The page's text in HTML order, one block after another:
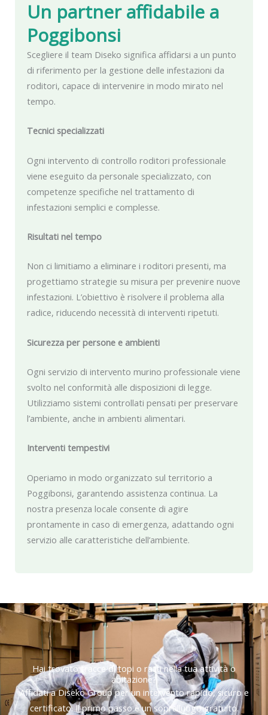
Un partner affidabile a
Poggibonsi
Scegliere il team Diseko significa affidarsi a un punto
di riferimento per la gestione delle infestazioni da
roditori, capace di intervenire in modo mirato nel
tempo.
Tecnici specializzati
Ogni intervento di controllo roditori professionale
viene eseguito da personale specializzato, con
competenze specifiche nel trattamento di
infestazioni semplici e complesse.
Risultati nel tempo
Non ci limitiamo a eliminare i roditori presenti, ma
progettiamo strategie su misura per prevenire nuove
infestazioni. L’obiettivo è risolvere il problema alla
radice, riducendo necessità di interventi ripetuti.
Sicurezza per persone e ambienti
Ogni servizio di intervento murino professionale viene
svolto nel conformità alle disposizioni di legge.
Utilizziamo sistemi controllati pensati per preservare
l’ambiente, anche in ambienti alimentari.
Interventi tempestivi
Operiamo in modo organizzato sul territorio a
Poggibonsi, garantendo assistenza continua. La
nostra presenza locale consente di agire
prontamente in caso di emergenza, adattando ogni
servizio alle caratteristiche dell’ambiente.
Hai trovato tracce di topi o ratti nella tua attività o
abitazione?
Affidati a Diseko Group per un intervento rapido, sicuro e
certificato. Il primo passo è un sopralluogo gratuito.